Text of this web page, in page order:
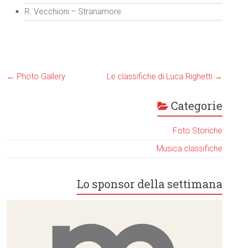
R. Vecchioni – Stranamore
← Photo Gallery Le classifiche di Luca Righetti →
Categorie
Foto Storiche
Musica classifiche
Lo sponsor della settimana